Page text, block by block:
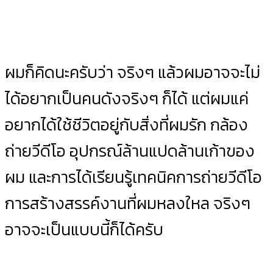
ผมก็คิดนะครับว่า จริงๆ แล้วผมอาจจะไม่
ได้อยากเป็นคนดังจริงๆ ก็ได้ แต่ผมแค่
อยากได้ใช้ชีวิตอยู่กับสิ่งที่ผมรัก กล้อง
ถ่ายวีดีโอ อุปกรณ์ล้านแปดล้านเก้าของ
ผม และการได้เรียนรู้เทคนิคการถ่ายวีดีโอ
การสร้างสรรค์งานที่ผมหลงใหล จริงๆ
อาจจะเป็นแบบนี้ก็ได้ครับ